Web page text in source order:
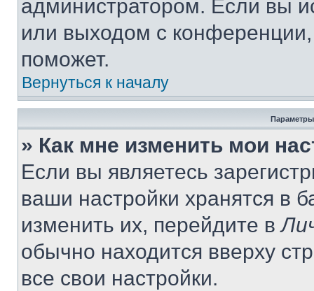
администратором. Если вы
или выходом с
поможет.
Вернуться к началу
Параметры
» Как мне изменить мои
Если вы являетесь
ваши настройки хранятся в
изменить их, перейдите в
обычно находится вверху
все свои настройки.